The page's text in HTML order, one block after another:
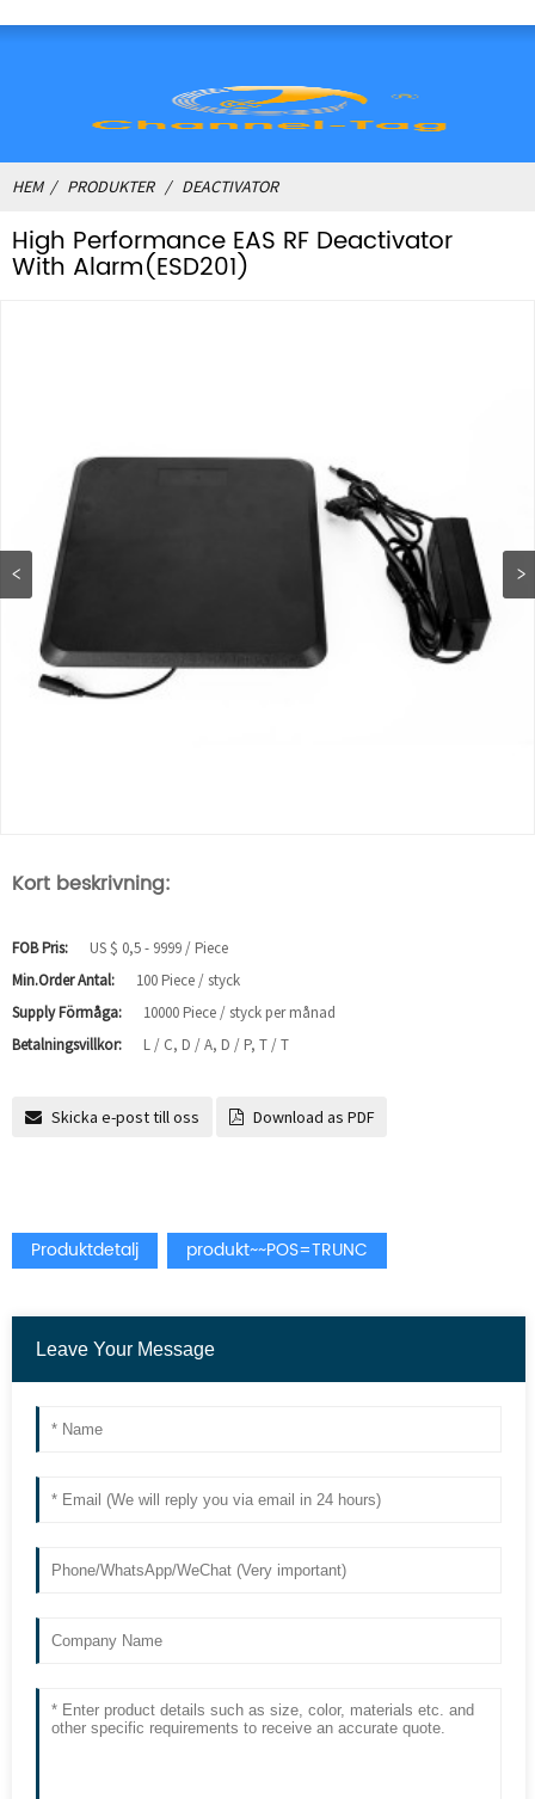
HEM PRODUKTER DEACTIVATOR
High Performance EAS RF Deactivator
With Alarm(ESD201)
Kort beskrivning:
FOB Pris:
US $ 0,5 - 9999 / Piece
Min.Order Antal:
100 Piece / styck
Supply Förmåga:
10000 Piece / styck per månad
Betalningsvillkor:
L / C, D / A, D / P, T / T
Skicka e-post till oss Download as PDF
Produktdetalj produkt~~POS=TRUNC